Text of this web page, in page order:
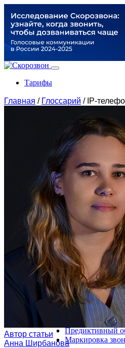
Тарифы
Продукты
По задачам
Модуль дозвона
Автообзвон по
Исходящий
Скоринг базы
Входящие звонки
Холодные
Обработка
Предиктивный
Маркировка
Главная / Глоссарий / IP-
Автор статьи
Анна Ширбанова